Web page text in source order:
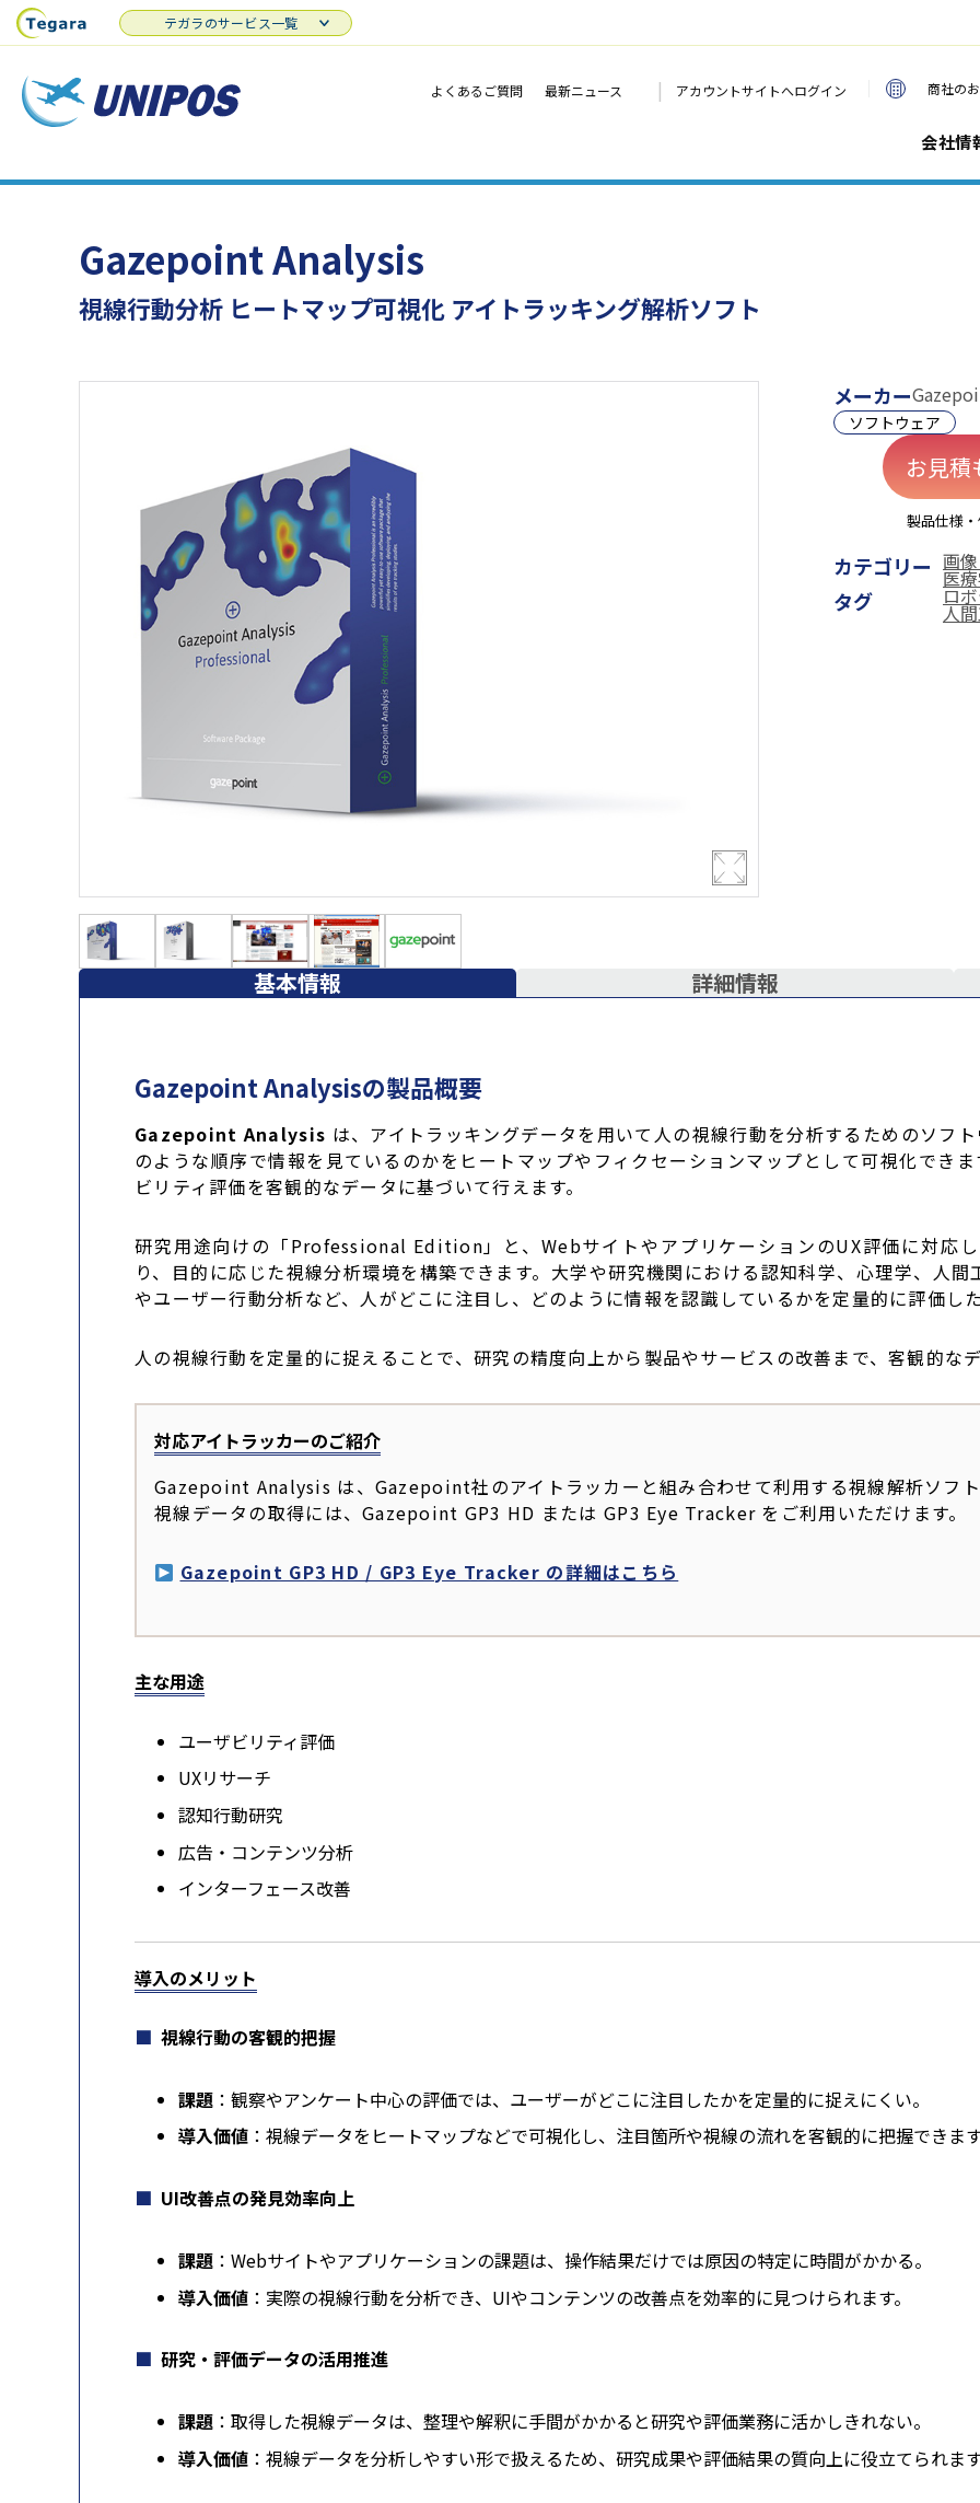
よくあるご質問 最新ニュース | アカウントサイトへログイン 商社の
会社情
テガラのサービス一覧
Gazepoint Analysis
視線行動分析 ヒートマップ可視化 アイトラッキング解析ソフト
メーカー
ソフトウェア
お見積
製品仕様
カテゴリー 画
医
タグ ロ
人
基本情報 詳細情報
Gazepoint Analysisの製品概要
Gazepoint Analysis は、アイトラッキングデータを用いて人の視線行動を分析するためのソフ
のような順序で情報を見ているのかをヒートマップやフィクセーションマップとして可視化でき
ビリティ評価を客観的なデータに基づいて行えます。
研究用途向けの「Professional Edition」と、WebサイトやアプリケーションのUX評価に対応
り、目的に応じた視線分析環境を構築できます。大学や研究機関における認知科学、心理学、人
やユーザー行動分析など、人がどこに注目し、どのように情報を認識しているかを定量的に評価し
人の視線行動を定量的に捉えることで、研究の精度向上から製品やサービスの改善まで、客観的な
対応アイトラッカーのご紹介
Gazepoint Analysis は、Gazepoint社のアイトラッカーと組み合わせて利用する視線解析ソフ
視線データの取得には、Gazepoint GP3 HD または GP3 Eye Tracker をご利用いただけます。
Gazepoint GP3 HD / GP3 Eye Tracker の詳細はこちら
主な用途
ユーザビリティ評価
UXリサーチ
認知行動研究
広告・コンテンツ分析
インターフェース改善
導入のメリット
視線行動の客観的把握
課題 ：観察やアンケート中心の評価では、ユーザーがどこに注目したかを定量的に捉えにくい。
導入価値 ：視線データをヒートマップなどで可視化し、注目箇所や視線の流れを客観的に把握できま
UI改善点の発見効率向上
課題 ：Webサイトやアプリケーションの課題は、操作結果だけでは原因の特定に時間がかかる。
導入価値 ：実際の視線行動を分析でき、UIやコンテンツの改善点を効率的に見つけられます。
研究・評価データの活用推進
課題 ：取得した視線データは、整理や解釈に手間がかかると研究や評価業務に活かしきれない。
導入価値 ：視線データを分析しやすい形で扱えるため、研究成果や評価結果の質向上に役立てられま